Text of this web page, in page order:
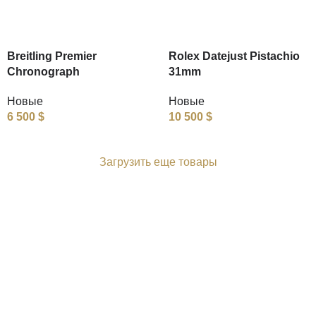
Breitling Premier
Chronograph
Новые
6 500 $
Rolex Datejust Pistachio
31mm
Новые
10 500 $
Загрузить еще товары